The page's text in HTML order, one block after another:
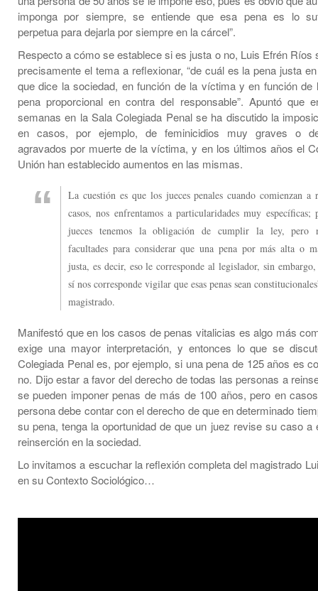
imponga por siempre, se entiende que esa pena es lo
perpetua para dejarla por siempre en la cárcel”.
Respecto a cómo se establece si es justa o no, Luis Efrén Ríos
precisamente el tema a reflexionar, “de cuál es la pena justa
que dice la sociedad, en función de la víctima y en función de
pena proporcional en contra del responsable”. Apuntó que
semanas en la Sala Colegiada Penal se ha discutido la
en casos, por ejemplo, de feminicidios muy graves o
agravados por muerte de la víctima, y en los últimos años el
Unión han establecido aumentos en las mismas.
La cuestión es que los jueces penales cuando comienzan a
casos, nos enfrentamos a particularidades muy específicas;
jueces tenemos la obligación de cumplir la ley, pero
facultades para considerar que una pena por más alta o
justa, es decir, eso le corresponde al legislador, sin
sí nos corresponde vigilar que esas penas sean
magistrado.
Manifestó que en los casos de penas vitalicias es algo más
exige una mayor interpretación, y entonces lo que se
Colegiada Penal es, por ejemplo, si una pena de 125 años es
no. Dijo estar a favor del derecho de todas las personas a
se pueden imponer penas de más de 100 años, pero en
persona debe contar con el derecho de que en determinado
su pena, tenga la oportunidad de que un juez revise su caso a
reinserción en la sociedad.
Lo invitamos a escuchar la reflexión completa del magistrado
en su Contexto Sociológico…